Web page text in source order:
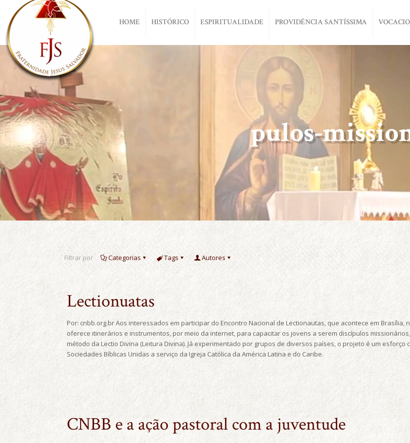
HOME HISTÓRICO ESPIRITUALIDADE PROVIDÊNCIA SANTÍSSIMA
pulos-
Filtrar por Categorias Tags Autores
Lectionuatas
Por: cnbb.org.br Aos interessados em participar do Encontro Nacional de Lectionautas, que acontece em Brasília,
oferece itinerários e instrumentos, por meio da internet, para capacitar os jovens a serem discípulos
método da Lectio Divina (Leitura Divina). Já experimentado por grupos de diversos países, o projeto é um esforço
Sociedades Bíblicas Unidas a serviço da Igreja Católica da América Latina e do Caribe.
CNBB e a ação pastoral com a juventude